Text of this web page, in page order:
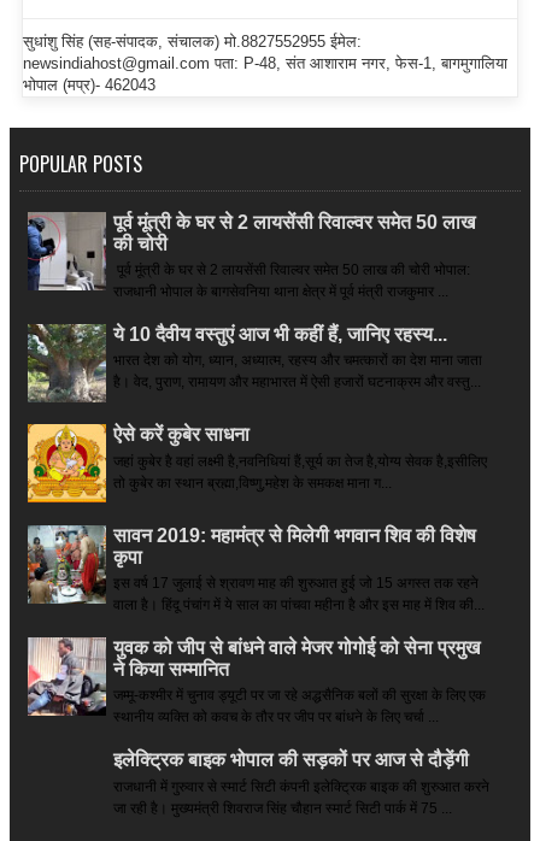
सुधांशु सिंह (सह-संपादक, संचालक) मो.8827552955 ईमेल:
newsindiahost@gmail.com पता: P-48, संत आशाराम नगर, फेस-1, बागमुगालिया
भोपाल (मप्र)- 462043
POPULAR POSTS
पूर्व मूंत्री के घर से 2 लायसेंसी रिवाल्वर समेत 50 लाख
की चोरी
पूर्व मूंत्री के घर से 2 लायसेंसी रिवाल्वर समेत 50 लाख की चोरी भोपाल:
राजधानी भोपाल के बागसेवनिया थाना क्षेत्र में पूर्व मंत्री राजकुमार ...
ये 10 दैवीय वस्तुएं आज भी कहीं हैं, जानिए रहस्य...
भारत देश को योग, ध्यान, अध्यात्म, रहस्य और चमत्कारों का देश माना जाता
है। वेद, पुराण, रामायण और महाभारत में ऐसी हजारों घटनाक्रम और वस्तु...
ऐसे करें कुबेर साधना
जहां कुबेर है­ वहां लक्ष्मी है,नवनिधियां हैं,सूर्य का तेज है,योग्य सेवक है,इसीलिए
तो कुबेर का स्थान ब्रह्मा,विष्णु,महेश के समकक्ष माना ग...
सावन 2019: महामंत्र से मिलेगी भगवान शिव की विशेष
कृपा
इस वर्ष 17 जुलाई से श्रावण माह की शुरुआत हुई जो 15 अगस्त तक रहने
वाला है। हिंदू पंचांग में ये साल का पांचवा महीना है और इस माह में शिव की...
युवक को जीप से बांधने वाले मेजर गोगोई को सेना प्रमुख
ने किया सम्‍मानित
जम्मू-कश्मीर में चुनाव ड्यूटी पर जा रहे अद्धसैनिक बलों की सुरक्षा के लिए एक
स्थानीय व्यक्ति को कवच के तौर पर जीप पर बांधने के लिए चर्चा ...
इलेक्ट्रिक बाइक भोपाल की सड़कों पर आज से दौड़ेंगी
राजधानी में गुरुवार से स्मार्ट सिटी कंपनी इलेक्ट्रिक बाइक की शुरुआत करने
जा रही है। मुख्यमंत्री शिवराज सिंह चौहान स्मार्ट सिटी पार्क में 75 ...